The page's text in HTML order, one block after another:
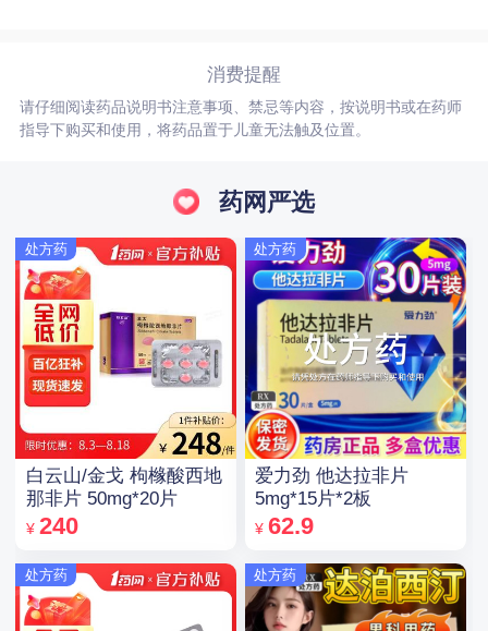
消费提醒
请仔细阅读药品说明书注意事项、禁忌等内容，按说明书或在药师
指导下购买和使用，将药品置于儿童无法触及位置。
药网严选
处方药
白云山/金戈 枸橼酸西地
那非片 50mg*20片
¥ 240
处方药
处方药
爱力劲 他达拉非片
5mg*15片*2板
¥ 62.9
处方药